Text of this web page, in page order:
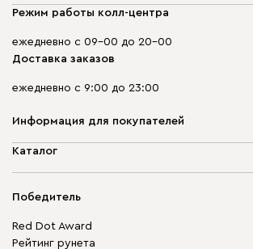
Режим работы колл-центра
ежедневно с 09-00 до 20-00
Доставка заказов
ежедневно с 9:00 до 23:00
Информация для покупателей
О компании
Гарантия
Для бизнеса
Каталог
Корпусная мебель
Модульная мебель
Победитель
Red Dot Award
Рейтинг рунета